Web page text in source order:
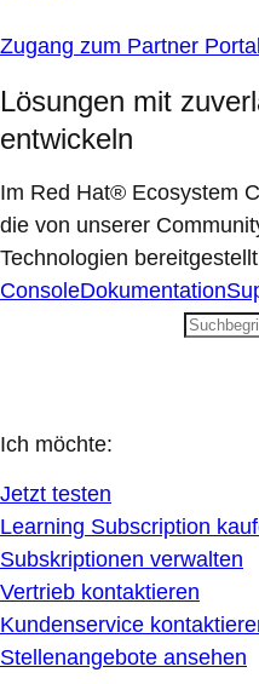
Zugang zum Partner Portal
Lösungen mit
entwickeln
Im Red Hat® Ecosystem
die von unserer
Technologien
ConsoleDokumentation
Ich möchte:
Jetzt testen
Learning Subscription
Subskriptionen verwalten
Vertrieb kontaktieren
Kundenservice
Stellenangebote ansehen